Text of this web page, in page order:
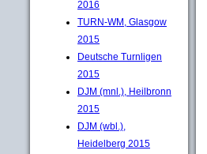
2016
TURN-WM, Glasgow
2015
Deutsche Turnligen
2015
DJM (mnl.), Heilbronn
2015
DJM (wbl.),
Heidelberg 2015